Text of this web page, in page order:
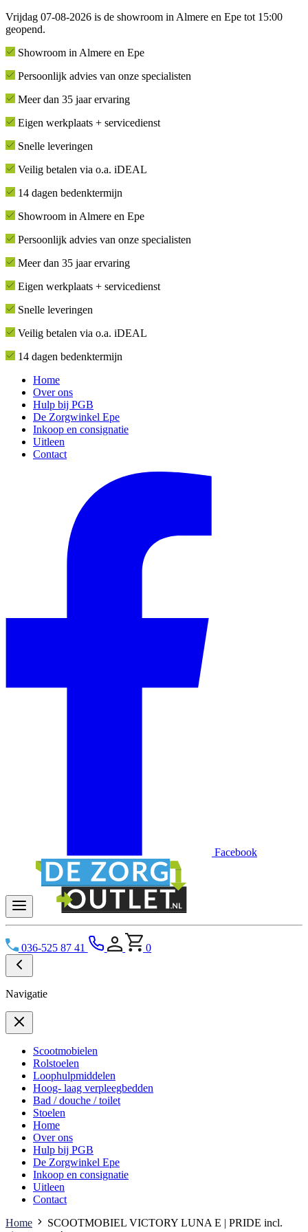
Vrijdag 07-08-2026 is de showroom in Almere en Epe tot 15:00
geopend.
Showroom in Almere en Epe
Persoonlijk advies van onze specialisten
Meer dan 35 jaar ervaring
Eigen werkplaats + servicedienst
Snelle leveringen
Veilig betalen via o.a. iDEAL
14 dagen bedenktermijn
Showroom in Almere en Epe
Persoonlijk advies van onze specialisten
Meer dan 35 jaar ervaring
Eigen werkplaats + servicedienst
Snelle leveringen
Veilig betalen via o.a. iDEAL
14 dagen bedenktermijn
Home
Over ons
Hulp bij PGB
De Zorgwinkel Epe
Inkoop en consignatie
Uitleen
Contact
Facebook
036-525 87 41 0
Navigatie
Scootmobielen
Rolstoelen
Loophulpmiddelen
Hoog- laag verpleegbedden
Bad / douche / toilet
Stoelen
Home
Over ons
Hulp bij PGB
De Zorgwinkel Epe
Inkoop en consignatie
Uitleen
Contact
Home
SCOOTMOBIEL VICTORY LUNA E | PRIDE incl.